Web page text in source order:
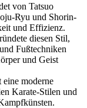
von Tatsuo
Ryu und Shorin-
und Effizienz.
diesen Stil,
Fußtechniken
und Geist
eine moderne
Karate-Stilen und